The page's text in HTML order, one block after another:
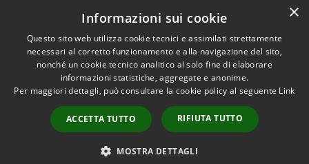
RSS
Accessibilità
Cookie
Mappa del sito
Area riservata del
Copyright © 2026 • Comune di
Taranto • Powered by
Municipium•Accesso
redazione
×
Informazioni sui cookie
Questo sito web utilizza cookie tecnici e assimilati strettamente
necessari al corretto funzionamento e alla navigazione del sito,
nonché un cookie tecnico analitico al solo fine di elaborare
informazioni statistiche, aggregate e anonime.
Per maggiori dettagli, può consultare la cookie policy al seguente Link
ACCETTA TUTTO RIFIUTA TUTTO
MOSTRA DETTAGLI